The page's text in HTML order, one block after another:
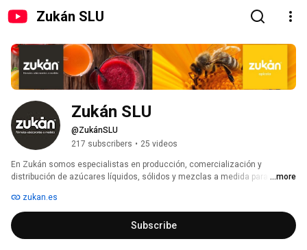
Zukán SLU
Zukán SLU
@ZukánSLU
217 subscribers • 25 videos
En Zukán somos especialistas en producción, comercialización y
distribución de azúcares líquidos, sólidos y mezclas a medida para
desarrollo de productos específicos a la medida de cada cliente, y que
aporten valor a su cadena de producción, mejorando costes y calidad de
producto final.
...more
zukan.es
Subscribe